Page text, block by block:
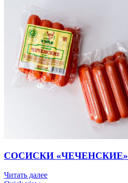
СОСИСКИ «ЧЕЧЕНСКИЕ»
Читать далее